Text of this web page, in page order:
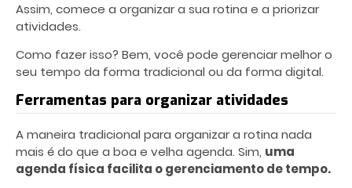
Assim, comece a organizar a sua rotina e a priorizar
atividades.
Como fazer isso? Bem, você pode gerenciar melhor o
seu tempo da forma tradicional ou da forma digital.
Ferramentas para organizar atividades
A maneira tradicional para organizar a rotina nada
mais é do que a boa e velha agenda. Sim, uma
agenda física facilita ogerenciamento de tempo.